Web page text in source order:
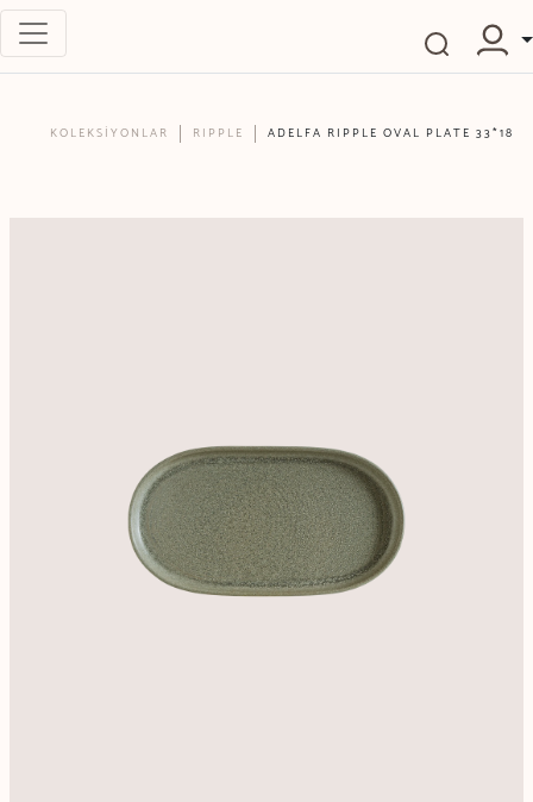
KOLEKSİYONLAR RIPPLE ADELFA RIPPLE OVAL PLATE 33*18